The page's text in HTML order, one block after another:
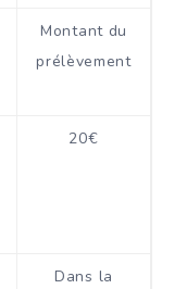
Montant du
prélèvement
20€
Dans la